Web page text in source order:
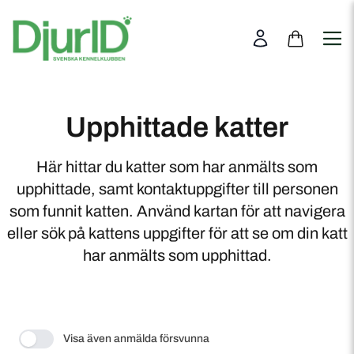
Hundar
fungerar
tjänster
FAQ
Upphittade katter
Här hittar du katter som har anmälts som
upphittade, samt kontaktuppgifter till personen
som funnit katten. Använd kartan för att navigera
eller sök på kattens uppgifter för att se om din katt
har anmälts som upphittad.
Toggle view mode
Visa även anmälda försvunna